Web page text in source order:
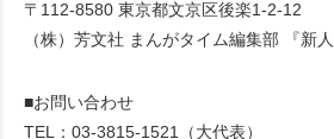
〒112-8580 東京都文京区後楽1-2-12
（株）芳文社 まんがタイム編集部 『新
■お問い合わせ
TEL：03-3815-1521（大代表）